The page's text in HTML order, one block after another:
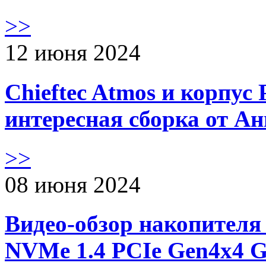
>>
12 июня 2024
Chieftec Atmos и корпус
интересная сборка от
>>
08 июня 2024
Видео-обзор
NVMe 1.4 PCIe Gen4х4